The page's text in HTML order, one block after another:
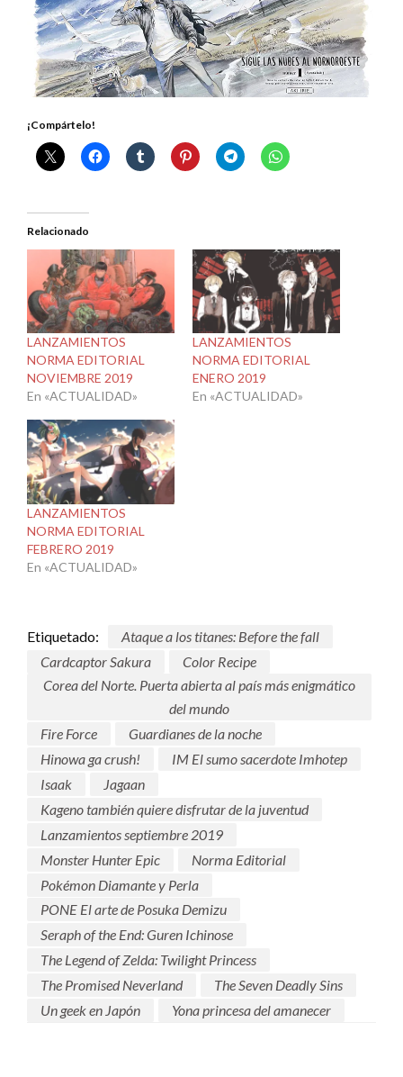
¡Compártelo!
Relacionado
LANZAMIENTOS
NORMA EDITORIAL
NOVIEMBRE 2019
En «ACTUALIDAD»
LANZAMIENTOS
NORMA EDITORIAL
ENERO 2019
En «ACTUALIDAD»
LANZAMIENTOS
NORMA EDITORIAL
FEBRERO 2019
En «ACTUALIDAD»
Etiquetado:
Ataque a los titanes: Before the fall
Cardcaptor Sakura
Color Recipe
Corea del Norte. Puerta abierta al país más enigmático
del mundo
Fire Force
Guardianes de la noche
Hinowa ga crush!
IM El sumo sacerdote Imhotep
Isaak
Jagaan
Kageno también quiere disfrutar de la juventud
Lanzamientos septiembre 2019
Monster Hunter Epic
Norma Editorial
Pokémon Diamante y Perla
PONE El arte de Posuka Demizu
Seraph of the End: Guren Ichinose
The Legend of Zelda: Twilight Princess
The Promised Neverland
The Seven Deadly Sins
Un geek en Japón
Yona princesa del amanecer